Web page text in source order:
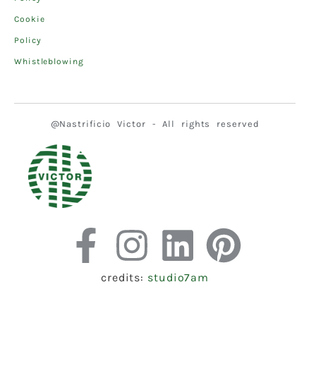
Cookie
Policy
Whistleblowing
@Nastrificio Victor - All rights reserved
credits: studio7am